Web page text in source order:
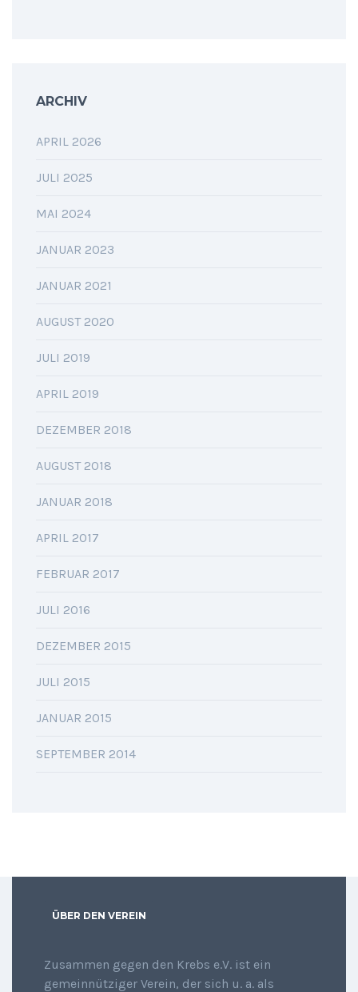
ARCHIV
APRIL 2026
JULI 2025
MAI 2024
JANUAR 2023
JANUAR 2021
AUGUST 2020
JULI 2019
APRIL 2019
DEZEMBER 2018
AUGUST 2018
JANUAR 2018
APRIL 2017
FEBRUAR 2017
JULI 2016
DEZEMBER 2015
JULI 2015
JANUAR 2015
SEPTEMBER 2014
ÜBER DEN VEREIN
Zusammen gegen den Krebs e.V. ist ein
gemeinnütziger Verein, der sich u. a. als